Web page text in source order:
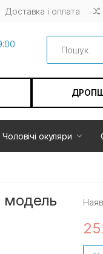
Доставка і оплата
Search
Чоловічі окуляри
модель